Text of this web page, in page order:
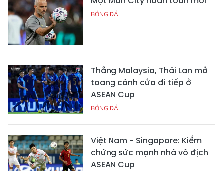
BÓNG ĐÁ
Thắng Malaysia, Thái Lan mở
toang cánh cửa đi tiếp ở
ASEAN Cup
BÓNG ĐÁ
Việt Nam - Singapore: Kiểm
chứng sức mạnh nhà vô địch
ASEAN Cup